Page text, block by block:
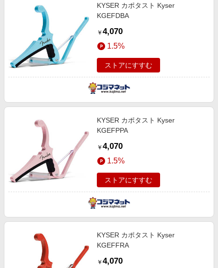
KYSER カポタスト Kyser
KGEFDBA
￥ 4,070
1.5%
ストアにすすむ
KYSER カポタスト Kyser
KGEFPPA
￥ 4,070
1.5%
ストアにすすむ
KYSER カポタスト Kyser
KGEFFRA
￥ 4,070